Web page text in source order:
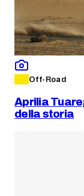
Off-Road
Aprilia
della storia